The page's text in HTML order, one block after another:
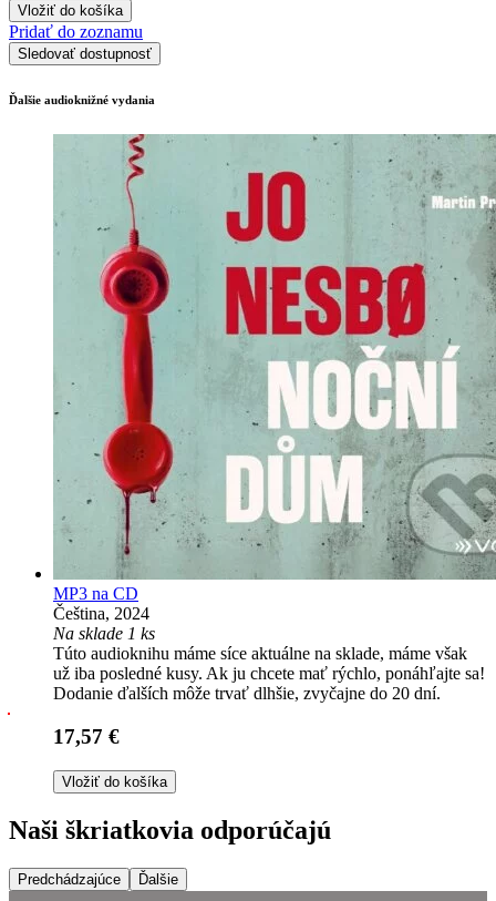
Vložiť do košíka
Pridať do zoznamu
Sledovať dostupnosť
Ďalšie audioknižné vydania
MP3 na CD
Čeština, 2024
Na sklade 1 ks
Túto audioknihu máme síce aktuálne na sklade, máme však
už iba posledné kusy. Ak ju chcete mať rýchlo, ponáhľajte sa!
Dodanie ďalších môže trvať dlhšie, zvyčajne do 20 dní.
17,57 €
Vložiť do košíka
Naši škriatkovia odporúčajú
Predchádzajúce Ďalšie